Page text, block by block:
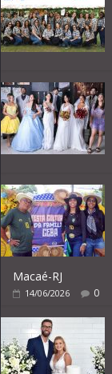
Macaé-RJ
14/06/2026 0